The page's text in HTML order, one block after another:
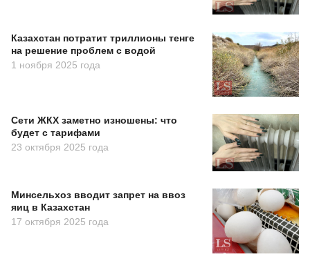
Казахстан потратит триллионы тенге
на решение проблем с водой
1 ноября 2025 года
Сети ЖКХ заметно изношены: что
будет с тарифами
23 октября 2025 года
Минсельхоз вводит запрет на ввоз
яиц в Казахстан
17 октября 2025 года